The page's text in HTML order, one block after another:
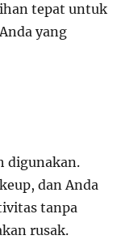
tepat untuk
yang
digunakan.
dan Anda
tanpa
rusak.